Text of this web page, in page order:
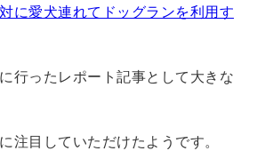
に愛犬連れてドッグランを利用す
行ったレポート記事として大きな
注目していただけたようです。